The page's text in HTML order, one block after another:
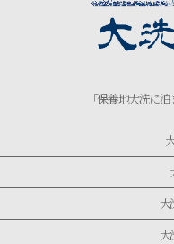
「保養地大洗に
大
大